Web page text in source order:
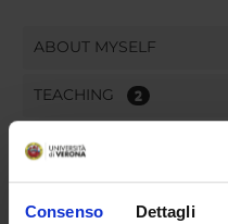
Consenso Dettagli
ABOUT MYSELF
TEACHING 2
THIRD MISSION